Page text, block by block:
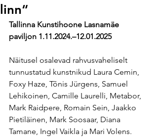
linn“
Tallinna Kunstihoone Lasnamäe
paviljon 1.11.2024.–12.01.2025
Näitusel osalevad rahvusvaheliselt
tunnustatud kunstnikud Laura Cemin,
Foxy Haze, Tõnis Jürgens, Samuel
Lehikoinen, Camille Laurelli, Metabor,
Mark Raidpere, Romain Sein, Jaakko
Pietiläinen, Mark Soosaar, Diana
Tamane, Ingel Vaikla ja Mari Volens.